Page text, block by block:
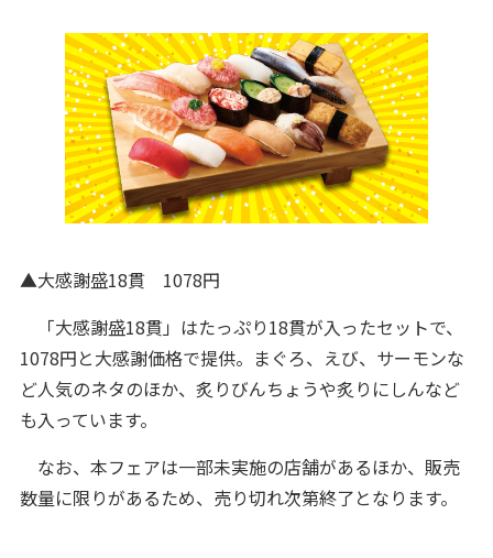
▲大感謝盛18貫 1078円
「大感謝盛18貫」はたっぷり18貫が入ったセットで、
1078円と大感謝価格で提供。まぐろ、えび、サーモンな
ど人気のネタのほか、炙りびんちょうや炙りにしんなど
も入っています。
なお、本フェアは一部未実施の店舗があるほか、販売
数量に限りがあるため、売り切れ次第終了となります。